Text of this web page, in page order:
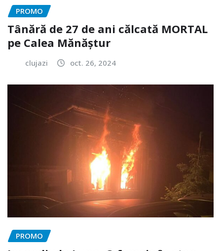
PROMO
Tânără de 27 de ani călcată MORTAL
pe Calea Mănăștur
clujazi oct. 26, 2024
PROMO